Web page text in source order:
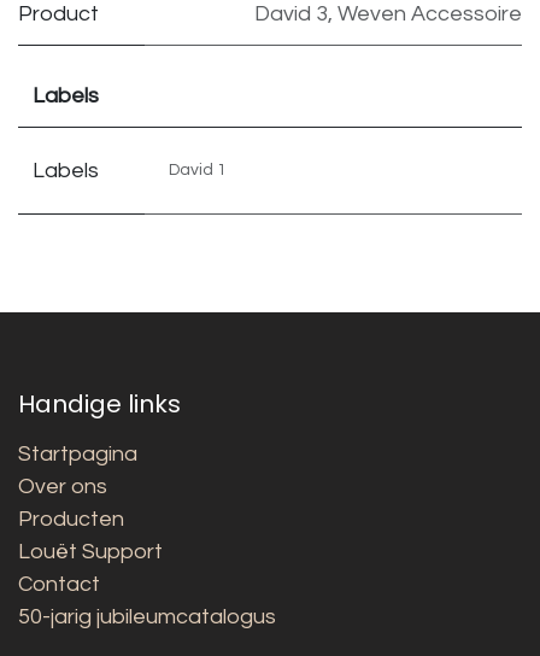
Product David 3, Weven Accessoire
Labels
Labels David 1
Handige links
Startpagina
Over ons
Producten
Louët Support
Contact
50-jarig jubileumcatalogus